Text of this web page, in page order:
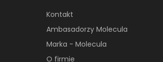
Kontakt
Ambasadorzy Molecula
Marka - Molecula
O firmie